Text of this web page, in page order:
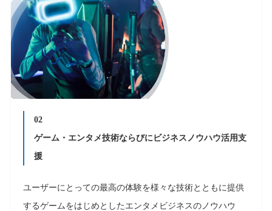
02
ゲーム・エンタメ技術ならびにビジネスノウハウ活⽤⽀
援
ユーザーにとっての最⾼の体験を様々な技術とともに提供
するゲームをはじめとしたエンタメビジネスのノウハウ